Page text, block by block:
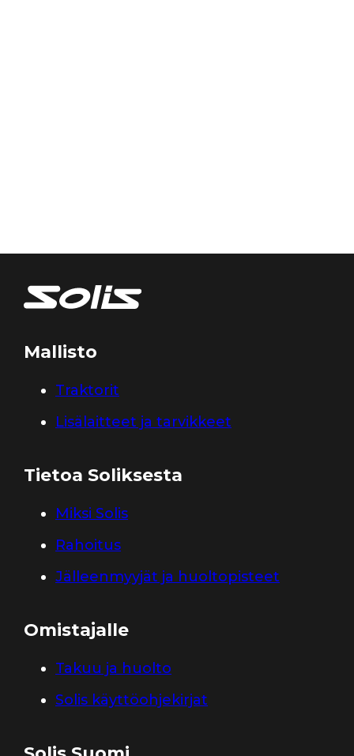
Mallisto
Traktorit
Lisälaitteet ja tarvikkeet
Tietoa Soliksesta
Miksi Solis
Rahoitus
Jälleenmyyjät ja huoltopisteet
Omistajalle
Takuu ja huolto
Solis käyttöohjekirjat